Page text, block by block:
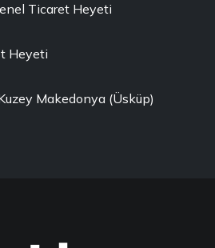
Ticaret Heyeti
Heyeti
Makedonya (Üsküp)